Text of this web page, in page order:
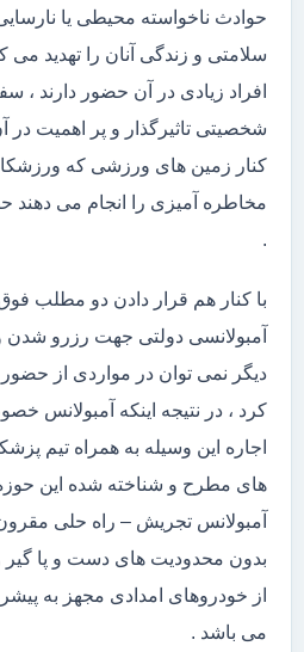
حوادث ناخواسته محیطی یا
سلامتی و زندگی آنان را تهدید می
افراد زیادی در آن حضور دارند ،
شخصیتی تاثیرگذار و پر اهمیت در
کنار زمین های ورزشی که
مخاطره آمیزی را انجام می دهند
.
با کنار هم قرار دادن دو مطلب
آمبولانسی دولتی جهت رزرو شدن
دیگر نمی توان در مواردی از
کرد ، در نتیجه اینکه آمبولانس
اجاره این وسیله به همراه تیم
های مطرح و شناخته شده این
آمبولانس تجریش – راه حلی
بدون محدودیت های دست و پا گیر
از خودروهای امدادی مجهز به
می باشد .